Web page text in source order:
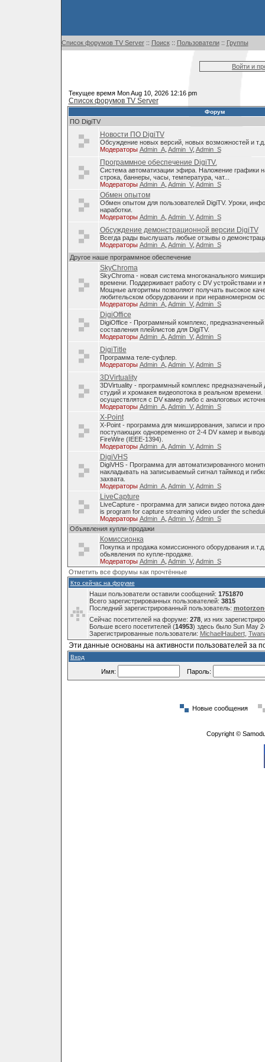
Список форумов TV Server:: Поиск:: Пользователи:: Группы
Войти и
Текущее время Mon Aug 10, 2026 12:16 pm
Список форумов TV Server
Форум
ПО DigiTV
Новости ПО DigiTV
Обсуждение новых версий, новых возможностей и т.д.
Модераторы Admin_A, Admin_V, Admin_S
Программное обеспечение DigiTV.
Система автоматизации эфира. Наложение графики
строка, баннеры, часы, температура, чат...
Модераторы Admin_A, Admin_V, Admin_S
Обмен опытом
Обмен опытом для пользователей DigiTV. Уроки,
наработки.
Модераторы Admin_A, Admin_V, Admin_S
Обсуждение демонстрационной версии DigiTV
Всегда рады выслушать любые отзывы о
Модераторы Admin_A, Admin_V, Admin_S
Другое наше программное обеспечение
SkyChroma
SkyChroma - новая система многоканального
времени. Поддерживает работу с DV устройствами
Мощные алгоритмы позволяют получать высокое
любительском оборудовании и при неравномерном
Модераторы Admin_A, Admin_V, Admin_S
DigiOffice
DigiOffice - Программный комплекс, предназначенный
составления плейлистов для DigiTV.
Модераторы Admin_A, Admin_V, Admin_S
DigiTitle
Программа теле-суфлер.
Модераторы Admin_A, Admin_V, Admin_S
3DVirtuality
3DVirtuality - программный комплекс предназначеный
студий и хромакея видеопотока в реальном
осуществлятся с DV камер либо с аналоговых
Модераторы Admin_A, Admin_V, Admin_S
X-Point
X-Point - программа для микширрования, записи и
поступающих одновременно от 2-4 DV камер и
FireWire (IEEE-1394).
Модераторы Admin_A, Admin_V, Admin_S
DigiVHS
DigiVHS - Программа для автоматизированного
накладывать на записываемый сигнал таймкод и
захвата.
Модераторы Admin_A, Admin_V, Admin_S
LiveCapture
LiveCapture - программа для записи видео потока
is program for capture streaming video under the
Модераторы Admin_A, Admin_V, Admin_S
Объявления купли-продажи
Комиссионка
Покупка и продажа комиссионного оборудования
обьявления по купле-продаже.
Модераторы Admin_A, Admin_V, Admin_S
Отметить все форумы как прочтённые
Кто сейчас на форуме
Наши пользователи оставили сообщений: 1751870
Всего зарегистрированных пользователей: 3815
Последний зарегистрированный пользователь:
Сейчас посетителей на форуме: 278, из них
Больше всего посетителей (14953) здесь было Sun May
Зарегистрированные пользователи: MichaelHaubert,
Эти данные основаны на активности пользователей за
Вход
Имя: Пароль:
Новые сообщения
Copyright ©